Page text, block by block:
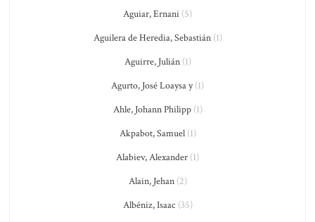
Aguiar, Ernani (5)
Aguilera de Heredia, Sebastián(1)
Aguirre, Julián(1)
Agurto, José Loaysa y(1)
Ahle, Johann Philipp(1)
Akpabot, Samuel(1)
Alabiev, Alexander (1)
Alain, Jehan(2)
Albéniz, Isaac (35)